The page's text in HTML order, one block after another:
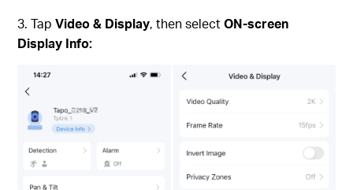
3. TapVideo & Display, then selectON-screen
Display Info: